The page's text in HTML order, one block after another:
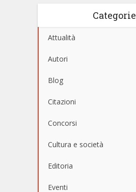
Categorie
Attualità
Autori
Blog
Citazioni
Concorsi
Cultura e società
Editoria
Eventi